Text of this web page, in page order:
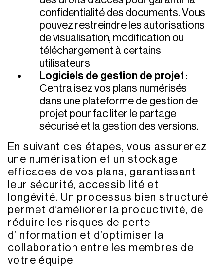
confidentialité des documents. Vous
pouvez restreindre les autorisations
de visualisation, modification ou
téléchargement à certains
utilisateurs.
Logiciels de gestion de projet :
Centralisez vos plans numérisés
dans une plateforme de gestion de
projet pour faciliter le partage
sécurisé et la gestion des versions.
En suivant ces étapes, vous assurerez
une numérisation et un stockage
efficaces de vos plans, garantissant
leur sécurité, accessibilité et
longévité. Un processus bien structuré
permet d’améliorer la productivité, de
réduire les risques de perte
d’information et d’optimiser la
collaboration entre les membres de
votre équipe